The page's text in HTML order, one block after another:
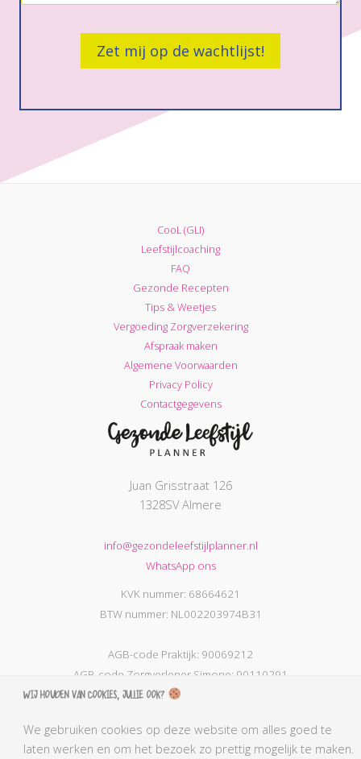
Zet mij op de wachtlijst!
CooL (GLI)
Leefstijlcoaching
FAQ
Gezonde Recepten
Tips & Weetjes
Vergoeding Zorgverzekering
Afspraak maken
Algemene Voorwaarden
Privacy Policy
Contactgegevens
Juan Grisstraat 126
1328SV Almere
info@gezondeleefstijlplanner.nl
WhatsApp ons
KVK nummer: 68664621
BTW nummer: NL002203974B31
AGB-code Praktijk: 90069212
AGB-code Zorgverlener Simone: 90110291
Kabiz registratienummer: 18106656784
BGN lidnummer Simone: 4407
Wij houden van cookies, jullie ook?
We gebruiken cookies op deze website om alles goed te
laten werken en om het bezoek zo prettig mogelijk te maken.